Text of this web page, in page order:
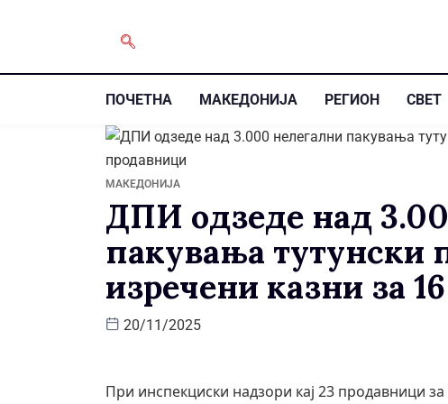
ПОЧЕТНА МАКЕДОНИЈА РЕГИОН СВЕТ
МАКЕДОНИЈА
ДПИ одзеде над
пакувања тутунски
изречени казни за
20/11/2025
При инспекциски надзори кај 23 продавници